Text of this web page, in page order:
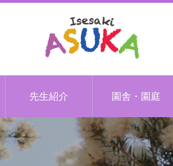
先生紹介 園舎・園庭